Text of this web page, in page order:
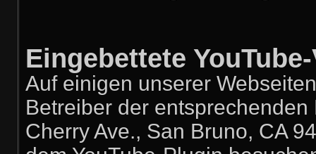
Eingebettete
Auf einigen unserer
Betreiber der
Cherry Ave., San Bruno, CA